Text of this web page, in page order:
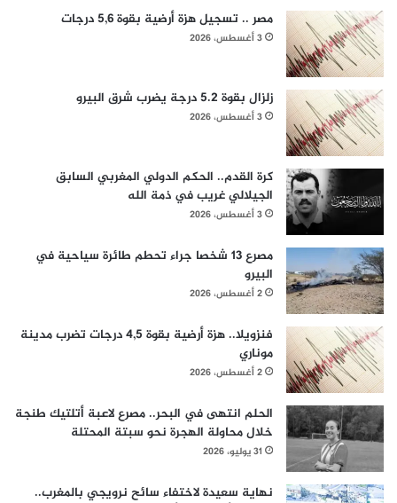
مصر .. تسجيل هزة أرضية بقوة 5,6 درجات
3 أغسطس، 2026
زلزال بقوة 5.2 درجة يضرب شرق البيرو
3 أغسطس، 2026
كرة القدم.. الحكم الدولي المغربي السابق
الجيلالي غريب في ذمة الله
3 أغسطس، 2026
مصرع 13 شخصا جراء تحطم طائرة سياحية في
البيرو
2 أغسطس، 2026
فنزويلا.. هزة أرضية بقوة 4,5 درجات تضرب مدينة
موناري
2 أغسطس، 2026
الحلم انتهى في البحر.. مصرع لاعبة أتلتيك طنجة
خلال محاولة الهجرة نحو سبتة المحتلة
31 يوليو، 2026
نهاية سعيدة لاختفاء سائح نرويجي بالمغرب..